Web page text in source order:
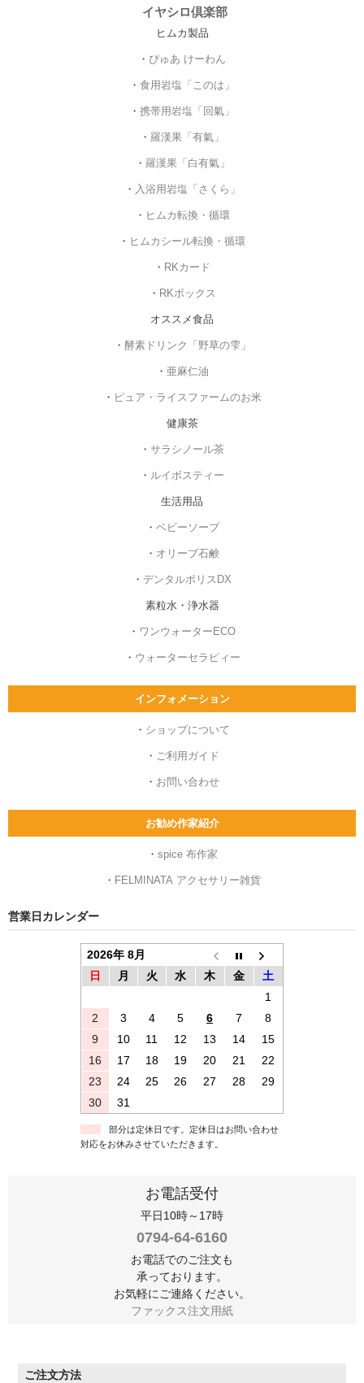
イヤシロ倶楽部
ヒムカ製品
・ ぴゅあ けーわん
・ 食用岩塩「このは」
・ 携帯用岩塩「回氣」
・ 羅漢果「有氣」
・ 羅漢果「白有氣」
・ 入浴用岩塩「さくら」
・ ヒムカ転換・循環
・ ヒムカシール転換・循環
・ RKカード
・ RKボックス
オススメ食品
・ 酵素ドリンク「野草の雫」
・ 亜麻仁油
・ ピュア・ライスファームのお米
健康茶
・ サラシノール茶
・ ルイボスティー
生活用品
・ ベビーソープ
・ オリーブ石鹸
・ デンタルポリスDX
素粒水・浄水器
・ ワンウォーターECO
・ ウォーターセラピィー
インフォメーション
・ ショップについて
・ ご利用ガイド
・ お問い合わせ
お勧め作家紹介
・ spice 布作家
・ FELMINATA アクセサリー雑貨
営業日カレンダー
2026年 8月
日
月 火 水 木 金
土
1
2
3 4 5 6 7
8
9
10 11 12 13 14
15
16
17 18 19 20 21
22
23
24 25 26 27 28
29
30
31
部分は定休日です。定休日はお問い合わせ
対応をお休みさせていただきます。
お電話受付
平日10時～17時
0794-64-6160
お電話でのご注文も
承っております。
お気軽にご連絡ください。
ファックス注文用紙
ご注文方法